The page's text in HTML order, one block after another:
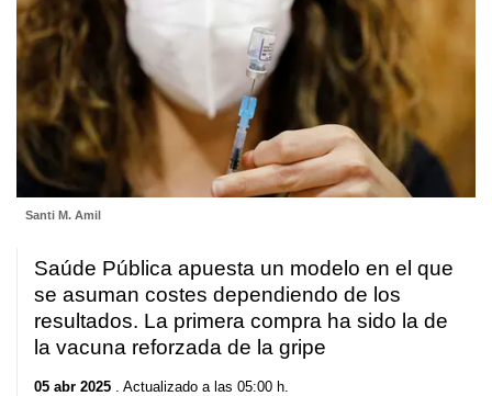
Santi M. Amil
Saúde Pública apuesta un modelo en el que
se asuman costes dependiendo de los
resultados. La primera compra ha sido la de
la vacuna reforzada de la gripe
05 abr 2025 . Actualizado a las 05:00 h.